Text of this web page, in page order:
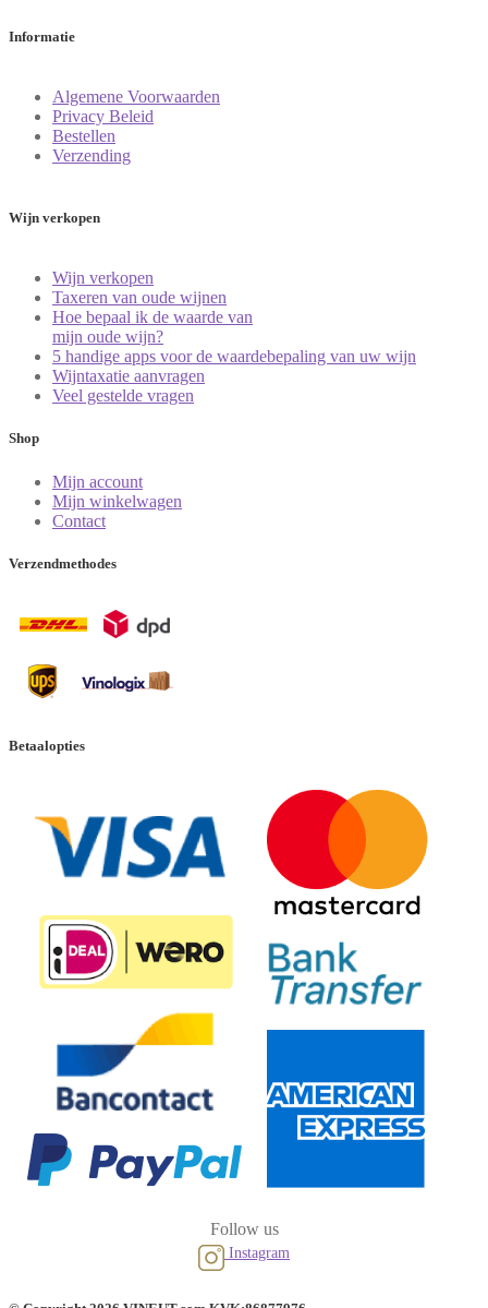
Informatie
Algemene Voorwaarden
Privacy Beleid
Bestellen
Verzending
Wijn verkopen
Wijn verkopen
Taxeren van oude wijnen
Hoe bepaal ik de waarde van
mijn oude wijn?
5 handige apps voor de waardebepaling van uw wijn
Wijntaxatie aanvragen
Veel gestelde vragen
Shop
Mijn account
Mijn winkelwagen
Contact
Verzendmethodes
Betaalopties
Follow us
Instagram